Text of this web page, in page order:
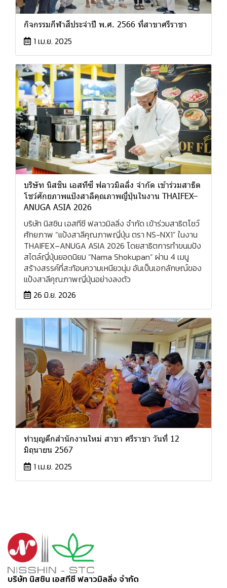
กิจกรรมกีฬาสีประจำปี พ.ศ. 2566 ที่สาขาศรีราชา
1 เม.ย. 2025
บริษัท นิสชิน เอสทีซี ฟลาวมิลลิ่ง จำกัด เข้าร่วมสาธิต
โชว์ศักยภาพแป้งสาลีคุณภาพญี่ปุ่นในงาน THAIFEX–
ANUGA ASIA 2026
บริษัท นิสชิน เอสทีซี ฟลาวมิลลิ่ง จำกัด เข้าร่วมสาธิตโชว์
ศักยภาพ “แป้งสาลีคุณภาพญี่ปุ่น ตรา NS-NX1” ในงาน
THAIFEX–ANUGA ASIA 2026 โดยสาธิตการทำขนมปัง
สไตล์ญี่ปุ่นยอดนิยม “Nama Shokupan” ผ่าน 4 เมนู
สร้างสรรค์ที่สะท้อนความเหนียวนุ่ม อันเป็นเอกลักษณ์ของ
แป้งสาลีคุณภาพญี่ปุ่นอย่างลงตัว
26 มิ.ย. 2026
ทำบุญตึกสำนักงานใหม่ สาขา ศรีราชา วันที่ 12
มิถุนายน 2567
1 เม.ย. 2025
บริษัท นิสชิน เอสทีซี ฟลาวมิลลิ่ง จำกัด